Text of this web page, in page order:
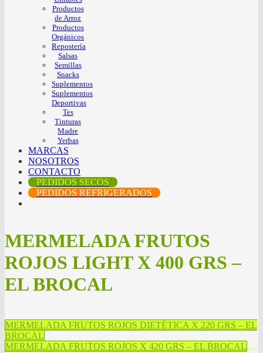
Productos
de Arroz
Productos
Orgánicos
Repostería
Salsas
Semillas
Snacks
Suplementos
Suplementos
Deportivas
Tes
Tinturas
Madre
Yerbas
MARCAS
NOSOTROS
CONTACTO
PEDIDOS SECOS
PEDIDOS REFRIGERADOS
MERMELADA FRUTOS
ROJOS LIGHT X 400 GRS –
EL BROCAL
MERMELADA FRUTOS ROJOS DIETÉTICA X 220 GRS – EL
BROCAL
MERMELADA FRUTOS ROJOS X 420 GRS – EL BROCAL